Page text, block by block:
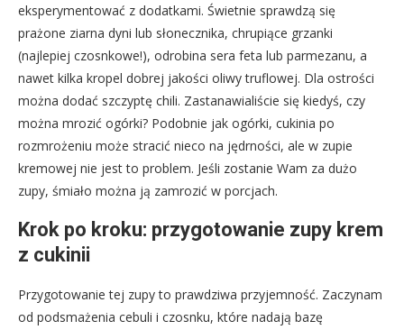
eksperymentować z dodatkami. Świetnie sprawdzą się
prażone ziarna dyni lub słonecznika, chrupiące grzanki
(najlepiej czosnkowe!), odrobina sera feta lub parmezanu, a
nawet kilka kropel dobrej jakości oliwy truflowej. Dla ostrości
można dodać szczyptę chili. Zastanawialiście się kiedyś, czy
można mrozić ogórki? Podobnie jak ogórki, cukinia po
rozmrożeniu może stracić nieco na jędrności, ale w zupie
kremowej nie jest to problem. Jeśli zostanie Wam za dużo
zupy, śmiało można ją zamrozić w porcjach.
Krok po kroku: przygotowanie zupy krem
z cukinii
Przygotowanie tej zupy to prawdziwa przyjemność. Zaczynam
od podsmażenia cebuli i czosnku, które nadają bazę